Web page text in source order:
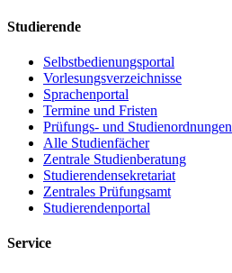
Studierende
Selbstbedienungsportal
Vorlesungsverzeichnisse
Sprachenportal
Termine und Fristen
Prüfungs- und Studienordnungen
Alle Studienfächer
Zentrale Studienberatung
Studierendensekretariat
Zentrales Prüfungsamt
Studierendenportal
Service